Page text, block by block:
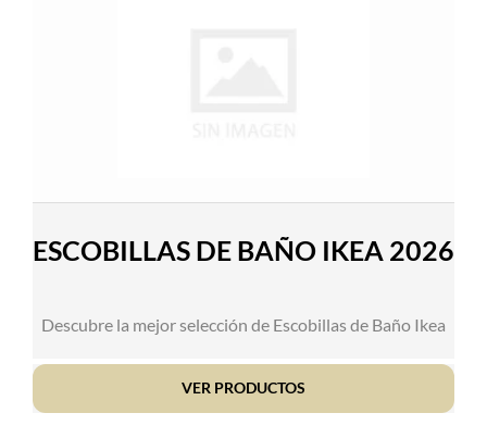
ESCOBILLAS DE BAÑO IKEA 2026
Descubre la mejor selección de Escobillas de Baño Ikea
VER PRODUCTOS